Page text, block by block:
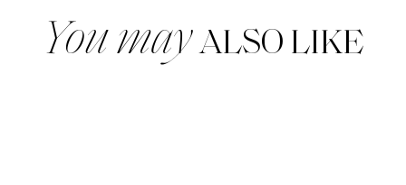
You may ALSO LIKE